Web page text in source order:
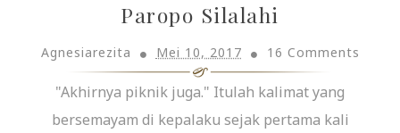
Paropo Silalahi
Agnesiarezita Mei 10, 2017 16 Comments
"Akhirnya piknik juga." Itulah kalimat yang
bersemayam di kepalaku sejak pertama kali